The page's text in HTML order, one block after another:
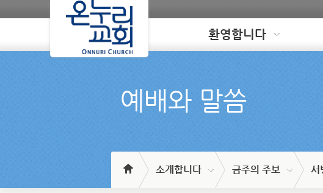
Loading 환영합니다
예배와 말씀
소개합니다 금주의 주보 서